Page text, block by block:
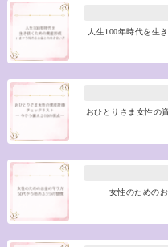
人生100年時代を生
おひとりさま女性の
女性のための